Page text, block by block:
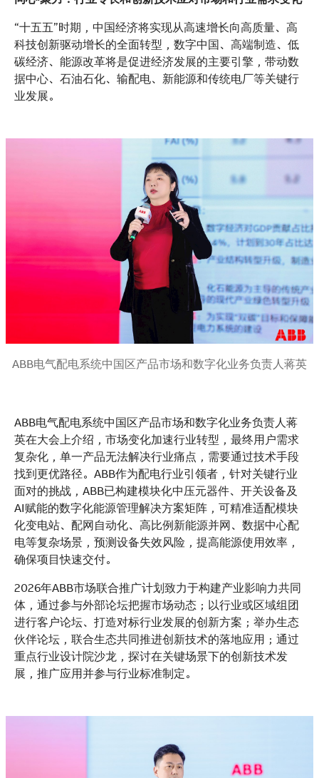
“十五五”时期，中国经济将实现从高速增长向高质量、高
科技创新驱动增长的全面转型，数字中国、高端制造、低
碳经济、能源改革将是促进经济发展的主要引擎，带动数
据中心、石油石化、输配电、新能源和传统电厂等关键行
业发展。
ABB电气配电系统中国区产品市场和数字化业务负责人蒋英
ABB电气配电系统中国区产品市场和数字化业务负责人蒋
英在大会上介绍，市场变化加速行业转型，最终用户需求
复杂化，单一产品无法解决行业痛点，需要通过技术手段
找到更优路径。ABB作为配电行业引领者，针对关键行业
面对的挑战，ABB已构建模块化中压元器件、开关设备及
AI赋能的数字化能源管理解决方案矩阵，可精准适配模块
化变电站、配网自动化、高比例新能源并网、数据中心配
电等复杂场景，预测设备失效风险，提高能源使用效率，
确保项目快速交付。
2026年ABB市场联合推广计划致力于构建产业影响力共同
体，通过参与外部论坛把握市场动态；以行业或区域组团
进行客户论坛、打造对标行业发展的创新方案；举办生态
伙伴论坛，联合生态共同推进创新技术的落地应用；通过
重点行业设计院沙龙，探讨在关键场景下的创新技术发
展，推广应用并参与行业标准制定。